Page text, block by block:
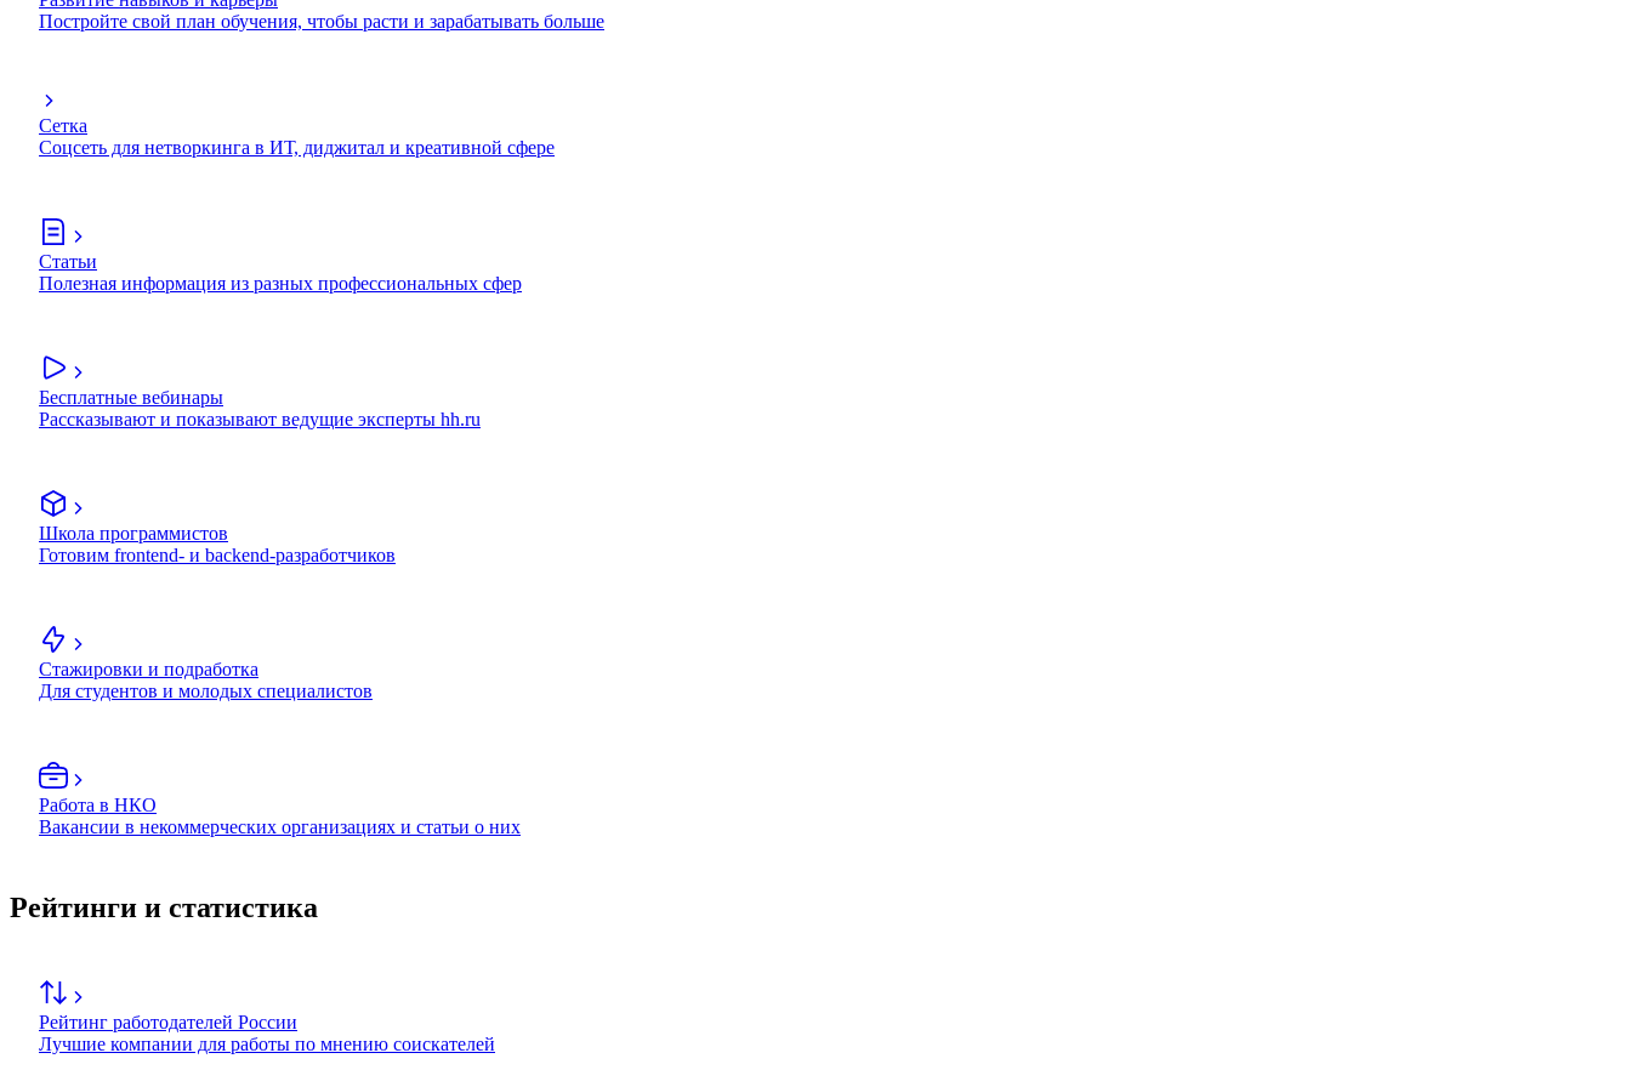
Постройте свой план обучения, чтобы расти и зарабатывать больше
Сетка
Соцсеть для нетворкинга в ИТ, диджитал и креативной сфере
Статьи
Полезная информация из разных профессиональных сфер
Бесплатные вебинары
Рассказывают и показывают ведущие эксперты hh.ru
Школа программистов
Готовим frontend- и backend-разработчиков
Стажировки и подработка
Для студентов и молодых специалистов
Работа в НКО
Вакансии в некоммерческих организациях и статьи о них
Рейтинги и статистика
Рейтинг работодателей России
Лучшие компании для работы по мнению соискателей